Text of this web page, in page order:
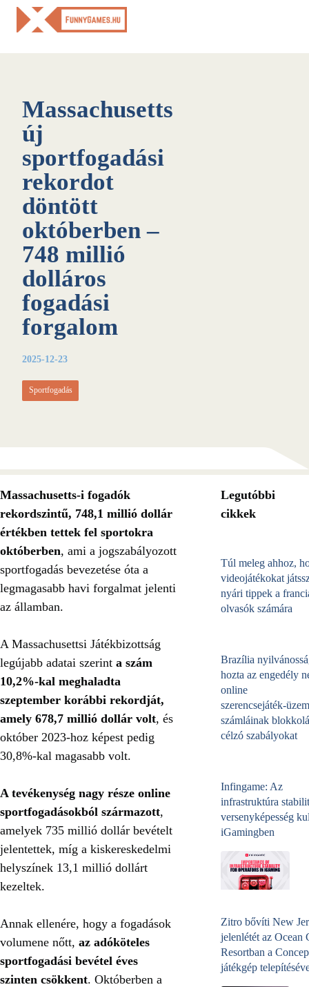
Skip
Massachusetts
új
sportfogadási
rekordot
döntött
októberben –
748 millió
dolláros
fogadási
forgalom
2025-12-23
Sportfogadás
Massachusetts-i fogadók
rekordszintű, 748,1 millió dollár
értékben tettek fel sportokra
októberben, ami a jogszabályozott
sportfogadás bevezetése óta a
legmagasabb havi forgalmat jelenti
az államban.
A Massachusettsi Játékbizottság
legújabb adatai szerint a szám
10,2%-kal meghaladta
szeptember korábbi rekordját,
amely 678,7 millió dollár volt, és
október 2023-hoz képest pedig
30,8%-kal magasabb volt.
A tevékenység nagy része online
sportfogadásokból származott,
amelyek 735 millió dollár bevételt
jelentettek, míg a kiskereskedelmi
helyszínek 13,1 millió dollárt
kezeltek.
Annak ellenére, hogy a fogadások
volumene nőtt, az adóköteles
sportfogadási bevétel éves
szinten csökkent. Októberben a
Legutóbbi
cikkek
Túl meleg ahhoz,
videojátékokat
nyári tippek a
olvasók számára
Brazília
hozta az engedély
online
számláinak
célzó szabályokat
Infingame: Az
infrastruktúra
versenyképesség
iGamingben
Zitro bővíti New
jelenlétét az Ocean
Resortban a
játékgép